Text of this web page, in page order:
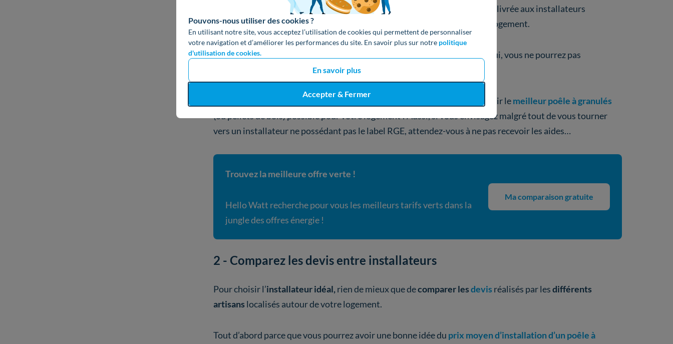
Pouvons-nous utiliser des cookies ?
En utilisant notre site, vous acceptez l’utilisation de cookies qui permettent de personnaliser
votre navigation et d’améliorer les performances du site. En savoir plus sur notre politique
d'utilisation de cookies.
En savoir plus
Accepter & Fermer
l’Environnement (RGE).
En effet, cettecertification
est délivrée aux installateurs
accompagnant les foyers français dans la
de leur logement.
Ce label estindispensable
lors de vos recherches d’installateur, car sans lui, vous ne pourrez pas
bénéficier des nombreuses aides financières
Il existe des aides à l’achat et à l’installation, pour vous permettre de choisir lemeilleur poêle à granulés
(ou pellets de bois) possible pour votre logement ! Aussi, si vous envisagez malgré tout de vous tourner
vers un installateur ne possédant pas le label RGE, attendez-vous à ne pas recevoir les aides…
Trouvez la meilleure offre verte !
Hello Watt recherche pour vous les meilleurs tarifs verts dans la
jungle des offres énergie !
Ma comparaison gratuite
2 - Comparez les devis entre installateurs
Pour choisir l’installateur idéal, rien de mieux que decomparer lesdevis réalisés par lesdifférents
artisans localisés autour de votre logement.
Tout d’abord parce que vous pourrez avoir une bonne idée du prix moyen d’installation d’un poêle à